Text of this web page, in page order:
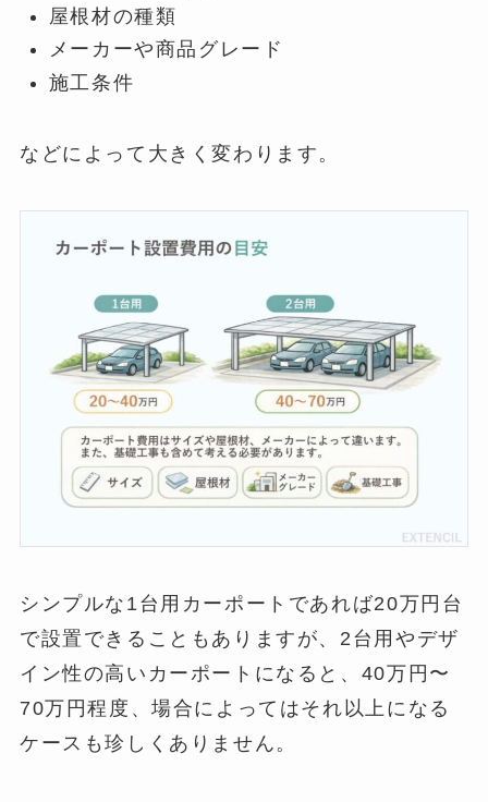
屋根材の種類
メーカーや商品グレード
施工条件
などによって大きく変わります。
シンプルな1台用カーポートであれば20万円台
で設置できることもありますが、2台用やデザ
イン性の高いカーポートになると、40万円〜
70万円程度、場合によってはそれ以上になる
ケースも珍しくありません。